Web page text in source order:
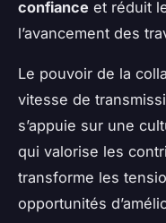
confiance et réduit
l’avancement des
Le pouvoir de la
vitesse de
s’appuie sur une
qui valorise les
transforme les
opportunités